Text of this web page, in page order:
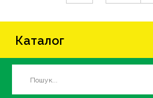
Каталог